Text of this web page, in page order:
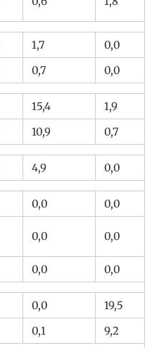
1,7
0,0
0,7 0,0
15,4
1,9
10,9 0,7
4,9 0,0
0,0
0,0
0,0 0,0
0,0 0,0
0,0
19,5
0,1
9,2